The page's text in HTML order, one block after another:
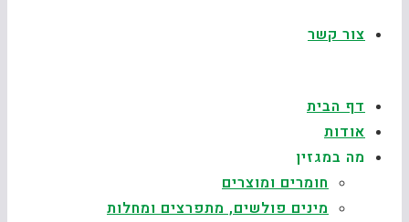
צור קשר
דף הבית
אודות
מה במגזין
חומרים ומוצרים
מינים פולשים, מתפרצים ומחלות